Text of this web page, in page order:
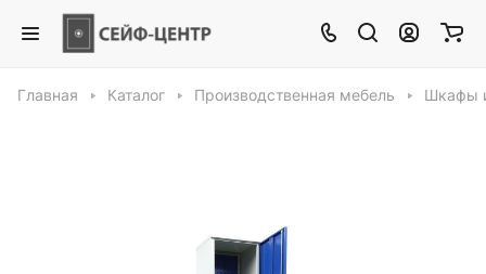
Главная Каталог Производственная мебель Шкафы